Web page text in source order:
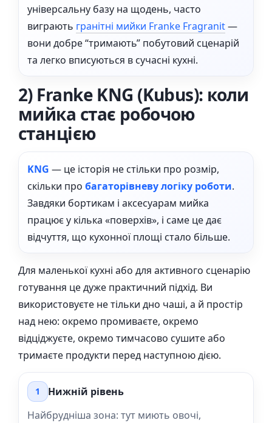
універсальну базу на щодень, часто
виграють гранітні мийки Franke Fragranit—
вони добре “тримають” побутовий сценарій
та легко вписуються в сучасні кухні.
2) Franke KNG (Kubus): коли
мийка стає робочою
станцією
KNG — це історія не стільки про розмір,
скільки про багаторівневу логіку роботи.
Завдяки бортикам і аксесуарам мийка
працює у кілька «поверхів», і саме це дає
відчуття, що кухонної площі стало більше.
Для маленької кухні або для активного сценарію
готування це дуже практичний підхід. Ви
використовуєте не тільки дно чаші, а й простір
над нею: окремо промиваєте, окремо
відціджуєте, окремо тимчасово сушите або
тримаєте продукти перед наступною дією.
1
Нижній рівень
Найбрудніша зона: тут миють овочі,